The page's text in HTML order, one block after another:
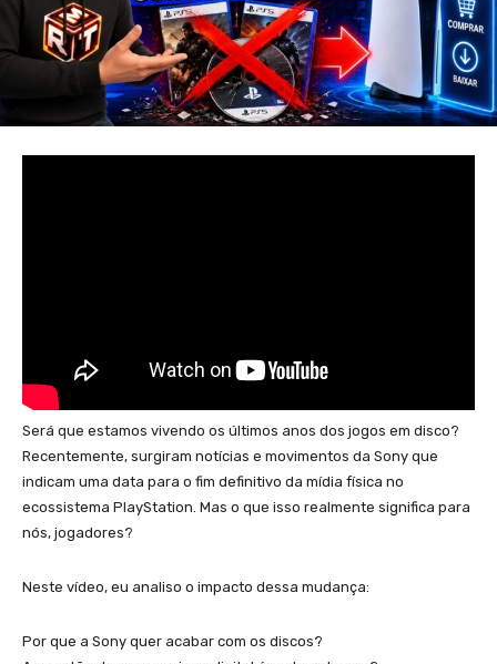
Será que estamos vivendo os últimos anos dos jogos em disco?
Recentemente, surgiram notícias e movimentos da Sony que
indicam uma data para o fim definitivo da mídia física no
ecossistema PlayStation. Mas o que isso realmente significa para
nós, jogadores?
Neste vídeo, eu analiso o impacto dessa mudança:
Por que a Sony quer acabar com os discos?